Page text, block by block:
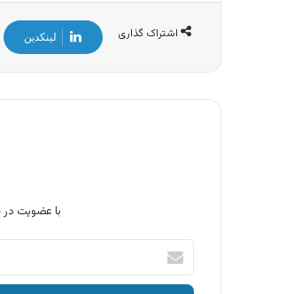
اشتراک گذاری لینکدین
با عضویت در
آدرس
ایمیل
خود